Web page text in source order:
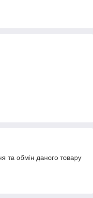
та обмін даного товару